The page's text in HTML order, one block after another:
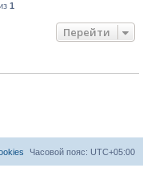
1
Перейти
Часовой пояс: UTC+05:00